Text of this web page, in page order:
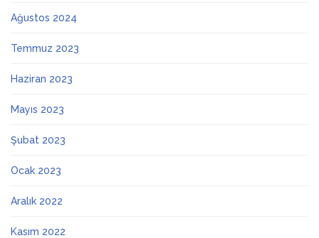
Ağustos 2024
Temmuz 2023
Haziran 2023
Mayıs 2023
Şubat 2023
Ocak 2023
Aralık 2022
Kasım 2022